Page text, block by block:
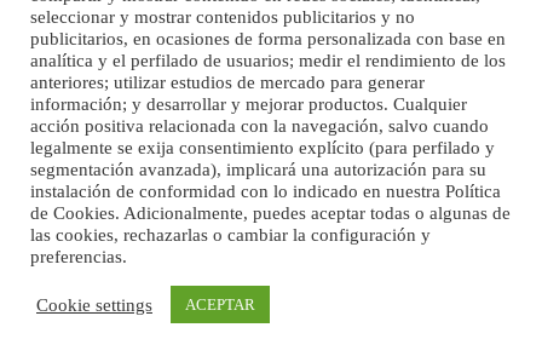
perdió por la zon...
Leales.org » Gran Canaria | 6.7.2025
Adopcion
tener. Solo gente r...
Aviso Legal
Cláusula de Cookies
Enlaces de interés
seleccionar y mostrar contenidos publicitarios y no
publicitarios, en ocasiones de forma personalizada con base en
analítica y el perfilado de usuarios; medir el rendimiento de los
anteriores; utilizar estudios de mercado para generar
información; y desarrollar y mejorar productos. Cualquier
acción positiva relacionada con la navegación, salvo cuando
legalmente se exija consentimiento explícito (para perfilado y
segmentación avanzada), implicará una autorización para su
instalación de conformidad con lo indicado en nuestra Política
de Cookies. Adicionalmente, puedes aceptar todas o algunas de
las cookies, rechazarlas o cambiar la configuración y
preferencias.
Cookie settings ACEPTAR